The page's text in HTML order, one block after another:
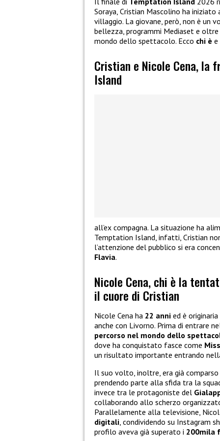
Soraya, Cristian Mascolino ha iniziato
villaggio. La giovane, però, non è un
bellezza, programmi Mediaset e
mondo dello spettacolo. Ecco chi è e
Cristian e Nicole Cena, la
Island
all’ex compagna. La situazione ha
Temptation Island, infatti, Cristian
l’attenzione del pubblico si era
Flavia.
Nicole Cena, chi è la
il cuore di Cristian
Nicole Cena ha 22 anni ed è
anche con Livorno. Prima di entrare
percorso nel mondo dello
dove ha conquistato fasce come
un risultato importante entrando
Il suo volto, inoltre, era già
prendendo parte alla sfida tra la
invece tra le protagoniste del
collaborando allo scherzo
Parallelamente alla televisione,
digitali, condividendo su Instagram
profilo aveva già superato i 200mila